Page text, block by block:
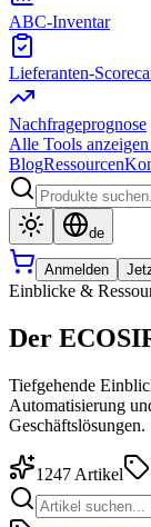
ABC-Inventar
Lieferanten-
Nachfrageprognose
Alle Tools anzeigen
BlogRessourcen
de
Anmelden
Einblicke &
Der
Tiefgehende
Automatisierung
Geschäftslösungen.
1247 Artikel